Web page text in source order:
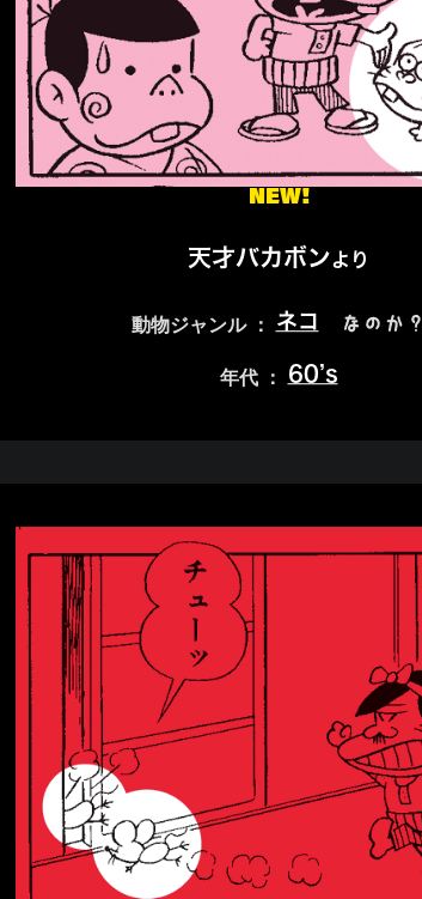
NEW!
天才バカボンより
動物ジャンル ： ネコ なのか？
年代 ： 60’s